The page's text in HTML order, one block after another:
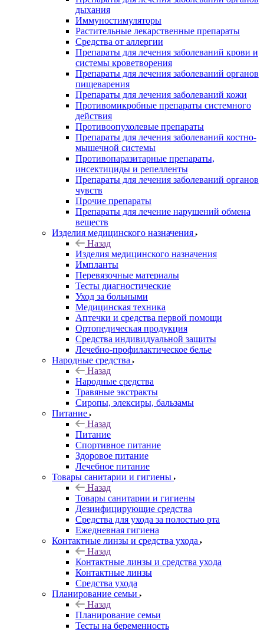
дыхания
Иммуностимуляторы
Растительные лекарственные препараты
Средства от аллергии
Препараты для лечения заболеваний крови и
системы кроветворения
Препараты для лечения заболеваний органов
пищеварения
Препараты для лечения заболеваний кожи
Противомикробные препараты системного
действия
Противоопухолевые препараты
Препараты для лечения заболеваний костно-
мышечной системы
Противопаразитарные препараты,
инсектициды и репелленты
Препараты для лечения заболеваний органов
чувств
Прочие препараты
Препараты для лечение нарушений обмена
веществ
Изделия медицинского назначения
Назад
Изделия медицинского назначения
Импланты
Перевязочные материалы
Тесты диагностические
Уход за больными
Медицинская техника
Аптечки и средства первой помощи
Ортопедическая продукция
Средства индивидуальной защиты
Лечебно-профилактическое белье
Народные средства
Назад
Народные средства
Травяные экстракты
Сиропы, элексиры, бальзамы
Питание
Назад
Питание
Спортивное питание
Здоровое питание
Лечебное питание
Товары санитарии и гигиены
Назад
Товары санитарии и гигиены
Дезинфицирующие средства
Средства для ухода за полостью рта
Ежедневная гигиена
Контактные линзы и средства ухода
Назад
Контактные линзы и средства ухода
Контактные линзы
Средства ухода
Планирование семьи
Назад
Планирование семьи
Тесты на беременность